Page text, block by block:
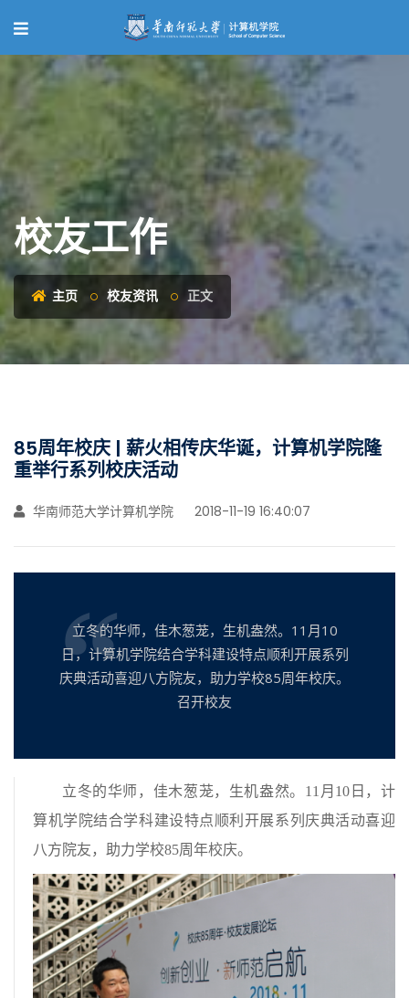
校友工作
主页 校友资讯 正文
85周年校庆 | 薪火相传庆华诞，计算机学院隆
重举行系列校庆活动
华南师范大学计算机学院 2018-11-19 16:40:07
立冬的华师，佳木葱茏，生机盎然。11月10
日，计算机学院结合学科建设特点顺利开展系列
庆典活动喜迎八方院友，助力学校85周年校庆。
召开校友
立冬的华师，佳木葱茏，生机盎然。11月10日，计
算机学院结合学科建设特点顺利开展系列庆典活动喜迎
八方院友，助力学校85周年校庆。